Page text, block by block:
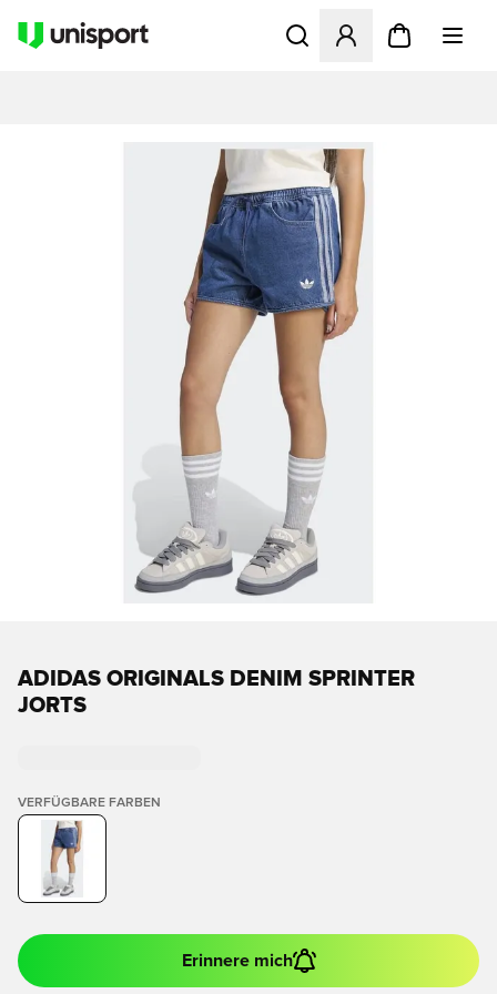
Öffnet ein neues Fenster
ADIDAS ORIGINALS DENIM SPRINTER
JORTS
VERFÜGBARE FARBEN
Erinnere mich